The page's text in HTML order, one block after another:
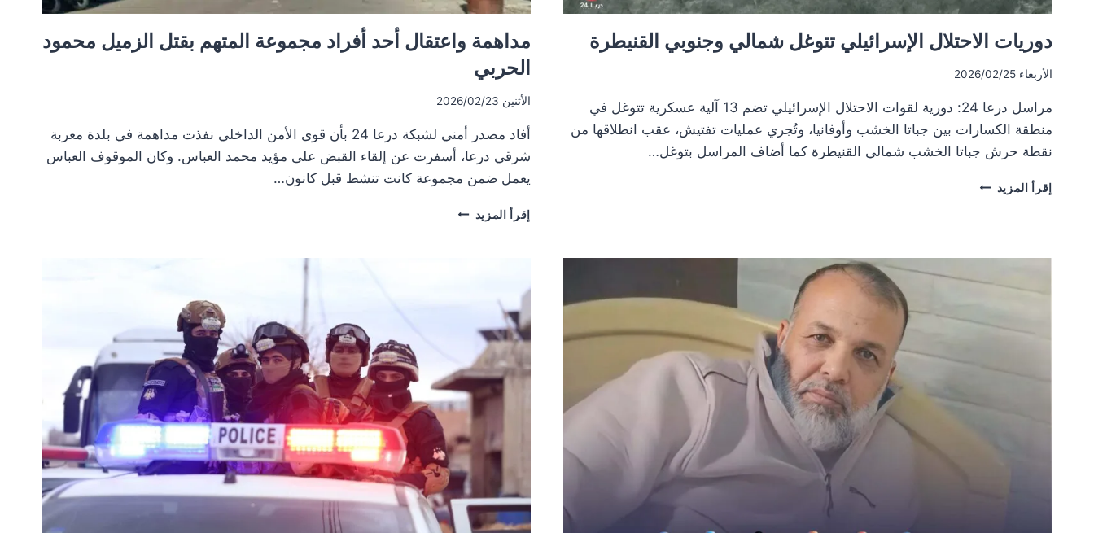
دوريات الاحتلال الإسرائيلي تتوغل شمالي وجنوبي القنيطرة
الأربعاء 2026/02/25
مراسل درعا 24: دورية لقوات الاحتلال الإسرائيلي تضم 13 آلية عسكرية تتوغل في
منطقة الكسارات بين جباتا الخشب وأوفانيا، وتُجري عمليات تفتيش، عقب انطلاقها من
نقطة حرش جباتا الخشب شمالي القنيطرة كما أضاف المراسل بتوغل…
إقرأ المزيد دوريات
القنيطرة
مداهمة واعتقال أحد أفراد مجموعة المتهم بقتل الزميل محمود
الحربي
الأثنين 2026/02/23
أفاد مصدر أمني لشبكة درعا 24 بأن قوى الأمن الداخلي نفذت مداهمة في بلدة معربة
شرقي درعا، أسفرت عن إلقاء القبض على مؤيد محمد العباس. وكان الموقوف العباس
يعمل ضمن مجموعة كانت تنشط قبل كانون…
إقرأ المزيد مداهمة
الحربي